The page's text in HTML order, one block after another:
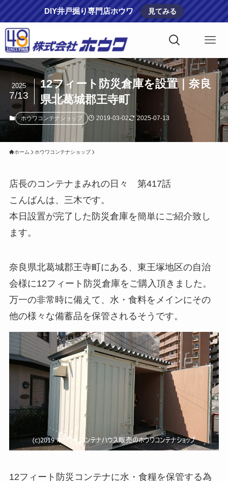
DIY井戸掘り専門店ホウワ 見てみる
12フィート防災倉庫を設置｜奈良
県北葛城郡王寺町
2025
7/13
ホウワコンテナショップ 2019-03-02 2025-07-13
ホーム ホウワコンテナショップ
店長のコンテナまみれの日々 第417話
こんばんは、三木です。
本日設置が完了した防災倉庫を簡単にご紹介致し
ます。
奈良県北葛城郡王寺町にある、東王塚地区の自治
会様に12フィート防災倉庫をご購入頂きました。
万一の非常時に備えて、水・食料をメインにその
他の様々な備蓄品を保管されるそうです。
12フィート防災コンテナに水・食糧を保管する為